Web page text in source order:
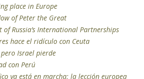
place in Europe
of Peter the Great
of Russia’s International Partnerships
hace el ridículo con Ceuta
Israel pierde
con Perú
ya está en marcha: la lección europea